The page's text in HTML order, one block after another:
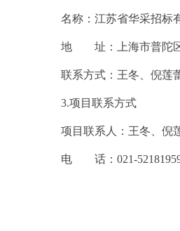
名称：江苏省华采招标
地 址：上海市普陀
联系方式：王冬、倪莲
3.项目联系方式
项目联系人：王冬、倪
电 话： 021-